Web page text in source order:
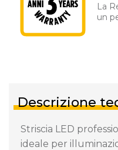
La
un
Descrizione
Striscia LED
ideale per